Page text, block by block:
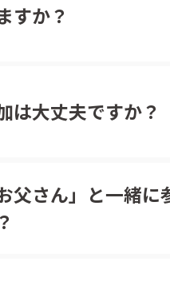
すか？
は大丈夫ですか？
父さん」と一緒